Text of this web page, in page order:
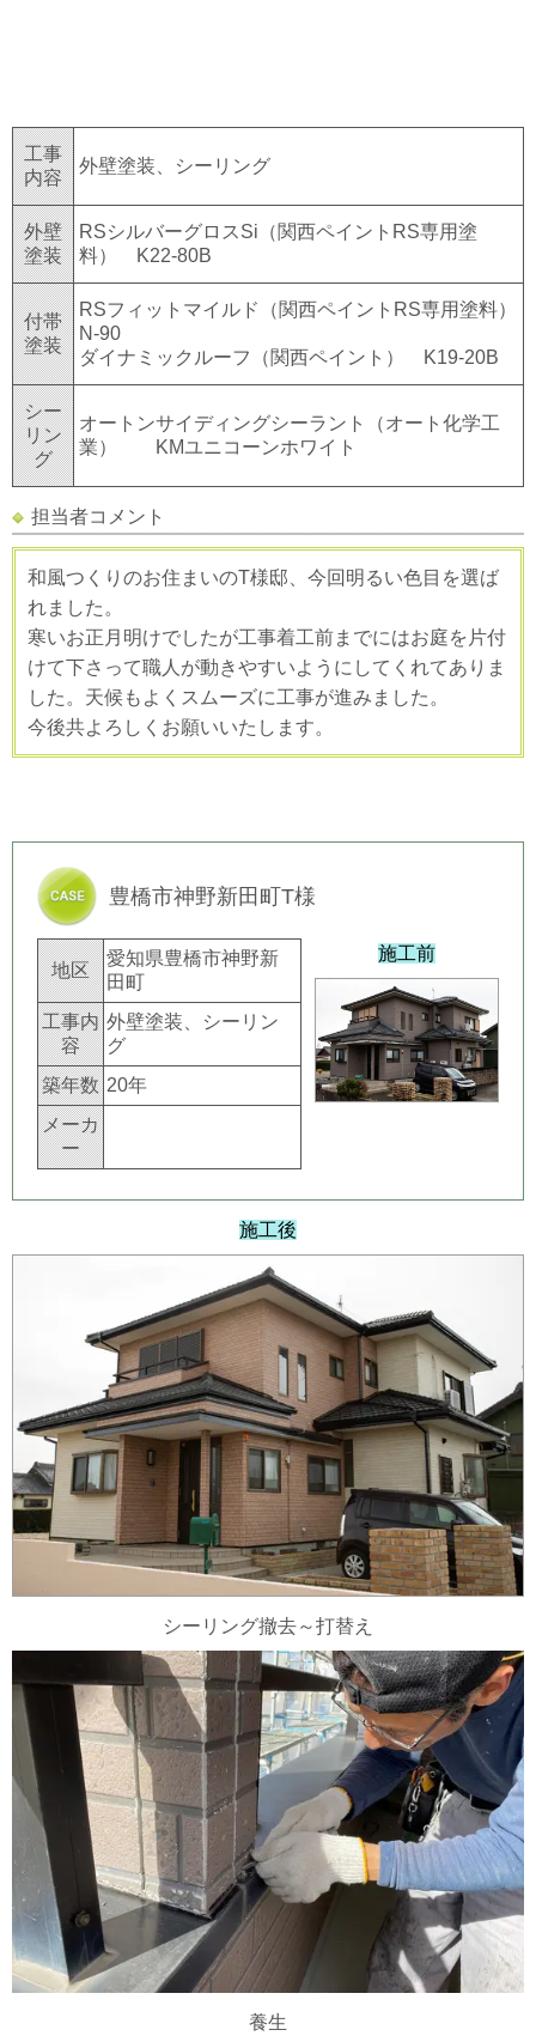
工事
内容
外壁塗装、シーリング
外壁
塗装
RSシルバーグロスSi（関西ペイントRS専用塗
料） K22-80B
付帯
塗装
RSフィットマイルド（関西ペイントRS専用塗料）
N-90
ダイナミックルーフ（関西ペイント） K19-20B
シー
リン
グ
オートンサイディングシーラント（オート化学工
業） KMユニコーンホワイト
担当者コメント
和風つくりのお住まいのT様邸、今回明るい色目を選ば
れました。
寒いお正月明けでしたが工事着工前までにはお庭を片付
けて下さって職人が動きやすいようにしてくれてありま
した。天候もよくスムーズに工事が進みました。
今後共よろしくお願いいたします。
豊橋市神野新田町T様
施工前
地区
愛知県豊橋市神野新
田町
工事内
容
外壁塗装、シーリン
グ
築年数 20年
メーカ
ー
施工後
シーリング撤去～打替え
養生